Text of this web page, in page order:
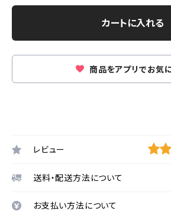
カートに入れる
商品をアプリでお気
レビュー
送料・配送方法について
お支払い方法について